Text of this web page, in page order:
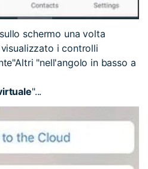
schermo una volta
i controlli
"nell'angolo in basso a
"...